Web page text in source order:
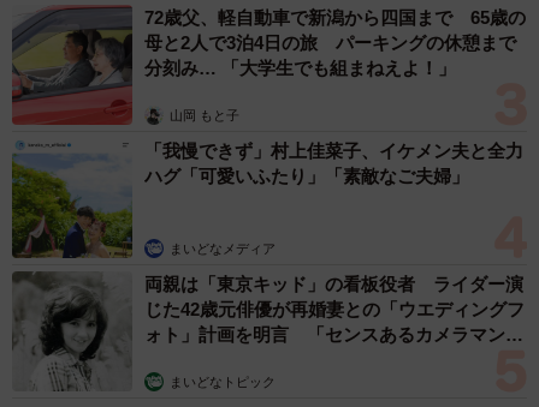
72歳父、軽自動車で新潟から四国まで 65歳の
母と2人で3泊4日の旅 パーキングの休憩まで
分刻み… 「大学生でも組まねえよ！」
山岡 もと子
「我慢できず」村上佳菜子、イケメン夫と全力
ハグ「可愛いふたり」「素敵なご夫婦」
まいどなメディア
両親は「東京キッド」の看板役者 ライダー演
じた42歳元俳優が再婚妻との「ウエディングフ
ォト」計画を明言 「センスあるカメラマン求
まいどなトピック